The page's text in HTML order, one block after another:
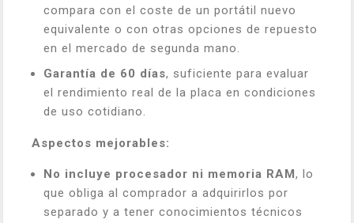
compara con el coste de un portátil nuevo
equivalente o con otras opciones de repuesto
en el mercado de segunda mano.
Garantía de 60 días, suficiente para evaluar
el rendimiento real de la placa en condiciones
de uso cotidiano.
Aspectos mejorables:
No incluye procesador ni memoria RAM, lo
que obliga al comprador a adquirirlos por
separado y a tener conocimientos técnicos